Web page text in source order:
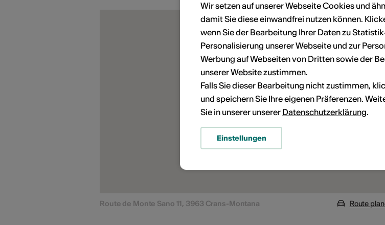
Route de Monte Sano 11, 3963 Crans-Montana Route
Wir setzen auf unserer Webseite Cookies und
damit Sie diese einwandfrei nutzen können.
wenn Sie der Bearbeitung Ihrer Daten zu
Personalisierung unserer Webseite und zur
Werbung auf Webseiten von Dritten sowie der
unserer Website zustimmen.
Falls Sie dieser Bearbeitung nicht zustimmen,
und speichern Sie Ihre eigenen Präferenzen.
Sie in unserer unserer Datenschutzerklärung.
Einstellungen